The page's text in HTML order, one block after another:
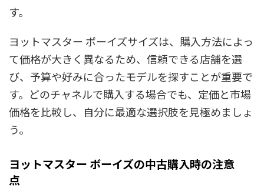
す。
ヨットマスター ボーイズサイズは、購入方法によっ
て価格が大きく異なるため、信頼できる店舗を選
び、予算や好みに合ったモデルを探すことが重要で
す。どのチャネルで購入する場合でも、定価と市場
価格を比較し、自分に最適な選択肢を見極めましょ
う。
ヨットマスター ボーイズの中古購入時の注意
点